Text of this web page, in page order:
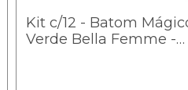
Kit c/12 - Batom
Verde Bella Femme -